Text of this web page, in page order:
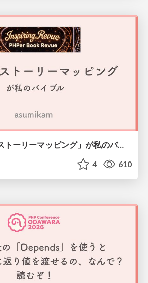
書籍「ユーザーストーリーマッピング」が私のバイブル
4 610